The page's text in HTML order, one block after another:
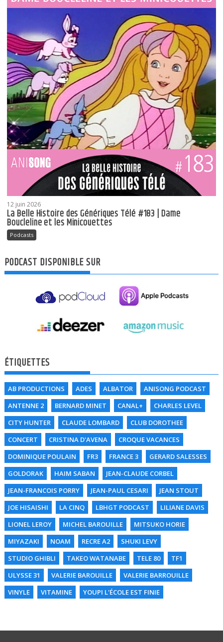
12 juin 2026
La Belle Histoire des Génériques Télé #183 | Dame
Boucleline et les Minicouettes
Podcasts
PODCAST DISPONIBLE SUR
ÉTIQUETTES
AB PRODUCTIONS ADES ALBATOR
ANISONG PODCAST
ANTENNE 2
BERNARD MINET CANAL+
CHARLES LEVEL
CITY HUNTER
CLAUDE LOMBARD
CLUB DOROTHEE
CONCERT
CRISTINA D'AVENA
CROQUE VACANCES
DOMINIQUE POULAIN
FR3 FRANCE 3
GERARD SALESSES
GOLDORAK
HAIM SABAN
JEAN-CLAUDE CORBEL
JEAN-FRANCOIS PORRY
JEAN-PAUL CESARI
JEAN STOUT
JOE HISAISHI
LA CINQ LBHGT PODCAST
LILIANE DAVIS
LIONEL LEROY
MICHEL BAROUILLE
MITSUKO HORIE
MIYAZAKI
NOAM RECRE A2
SHUKI LEVY
STUDIO GHIBLI
TAKEO WATANABE TELE 80
TF1
ULYSSE 31
VALERIE BAROUILLE
VALERIE BARROUILLE
VINYLE
VITAMINE YOUPI L'ÉCOLE EST FINIE